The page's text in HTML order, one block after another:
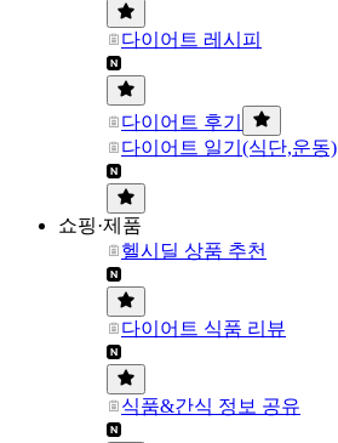
다이어트 레시피
다이어트 후기
다이어트 일기(식단,운동)
쇼핑·제품
헬시딜 상품 추천
다이어트 식품 리뷰
식품&간식 정보 공유